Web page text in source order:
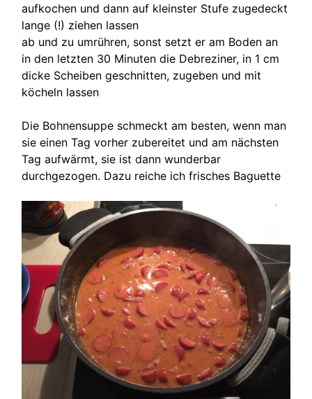
aufkochen und dann auf kleinster Stufe zugedeckt
lange (!) ziehen lassen
ab und zu umrühren, sonst setzt er am Boden an
in den letzten 30 Minuten die Debreziner, in 1 cm
dicke Scheiben geschnitten, zugeben und mit
köcheln lassen
Die Bohnensuppe schmeckt am besten, wenn man
sie einen Tag vorher zubereitet und am nächsten
Tag aufwärmt, sie ist dann wunderbar
durchgezogen. Dazu reiche ich frisches Baguette